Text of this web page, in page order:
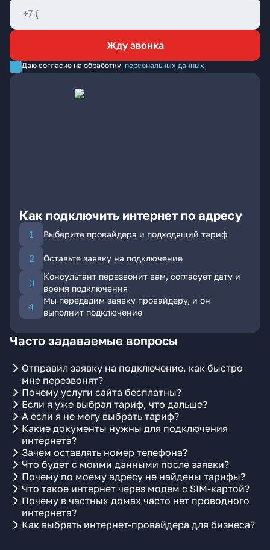
Жду звонка
Даю согласие на обработку персональных данных
Как подключить интернет по адресу
Выберите провайдера и подходящий тариф
Оставьте заявку на подключение
Консультант перезвонит вам, согласует дату и
время подключения
Мы передадим заявку провайдеру, и он
выполнит подключение
Часто задаваемые вопросы
Отправил заявку на подключение, как быстро
мне перезвонят?
Почему услуги сайта бесплатны?
Если я уже выбрал тариф, что дальше?
А если я не могу выбрать тариф?
Какие документы нужны для подключения
интернета?
Зачем оставлять номер телефона?
Что будет с моими данными после заявки?
Почему по моему адресу не найдены тарифы?
Что такое интернет через модем с SIM-картой?
Почему в частных домах часто нет проводного
интернета?
Как выбрать интернет-провайдера для бизнеса?